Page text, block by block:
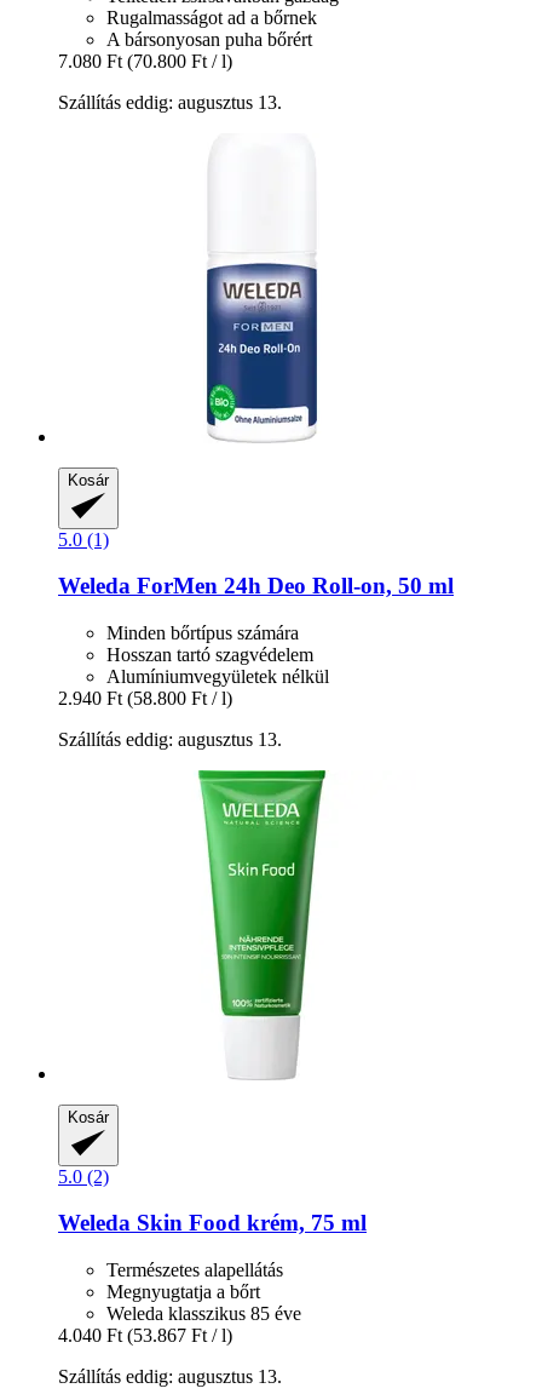
Rugalmasságot ad a bőrnek
A bársonyosan puha bőrért
7.080 Ft (70.800 Ft / l)
Szállítás eddig: augusztus 13.
Kosár
5.0 (1)
Weleda ForMen 24h Deo Roll-​on, 50 ml
Minden bőrtípus számára
Hosszan tartó szagvédelem
Alumíniumvegyületek nélkül
2.940 Ft (58.800 Ft / l)
Szállítás eddig: augusztus 13.
Kosár
5.0 (2)
Weleda Skin Food krém, 75 ml
Természetes alapellátás
Megnyugtatja a bőrt
Weleda klasszikus 85 éve
4.040 Ft (53.867 Ft / l)
Szállítás eddig: augusztus 13.